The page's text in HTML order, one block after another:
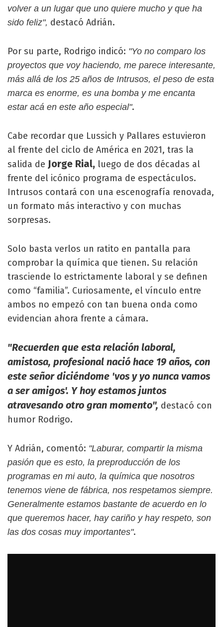
volver a un lugar que uno quiere mucho y que ha
sido feliz", destacó Adrián.
Por su parte, Rodrigo indicó: "Yo no comparo los
proyectos que voy haciendo, me parece interesante,
más allá de los 25 años de Intrusos, el peso de esta
marca es enorme, es una bomba y me encanta
estar acá en este año especial".
Cabe recordar que Lussich y Pallares estuvieron
al frente del ciclo de América en 2021, tras la
salida de Jorge Rial, luego de dos décadas al
frente del icónico programa de espectáculos.
Intrusos contará con una escenografía renovada,
un formato más interactivo y con muchas
sorpresas.
Solo basta verlos un ratito en pantalla para
comprobar la química que tienen. Su relación
trasciende lo estrictamente laboral y se definen
como “familia”. Curiosamente, el vínculo entre
ambos no empezó con tan buena onda como
evidencian ahora frente a cámara.
"Recuerden que esta relación laboral,
amistosa, profesional nació hace 19 años, con
este señor diciéndome 'vos y yo nunca vamos
a ser amigos'. Y hoy estamos juntos
atravesando otro gran momento", destacó con
humor Rodrigo.
Y Adrián, comentó: "Laburar, compartir la misma
pasión que es esto, la preproducción de los
programas en mi auto, la química que nosotros
tenemos viene de fábrica, nos respetamos siempre.
Generalmente estamos bastante de acuerdo en lo
que queremos hacer, hay cariño y hay respeto, son
las dos cosas muy importantes".